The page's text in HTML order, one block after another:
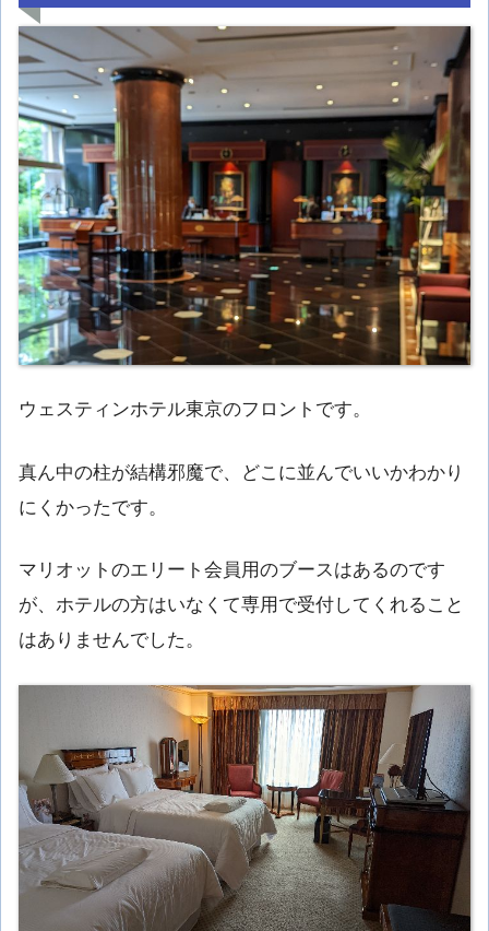
ウェスティンホテル東京のフロントです。
真ん中の柱が結構邪魔で、どこに並んでいいかわかり
にくかったです。
マリオットのエリート会員用のブースはあるのです
が、ホテルの方はいなくて専用で受付してくれること
はありませんでした。